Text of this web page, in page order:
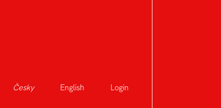
Česky English Login